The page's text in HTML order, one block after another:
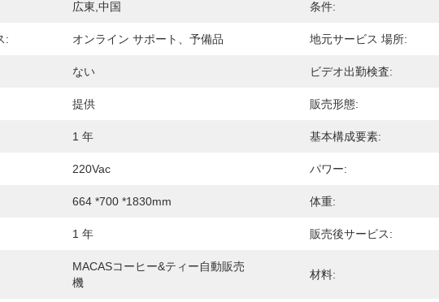
広東,中国 条件:
: オンライン サポート、予備品 地元サービス 場所:
ない ビデオ出勤検査:
提供 販売形態:
1 年 基本構成要素:
220Vac パワー:
664 *700 *1830mm 体重:
1 年 販売後サービス:
MACASコーヒー&ティー自動販売
機
材料: